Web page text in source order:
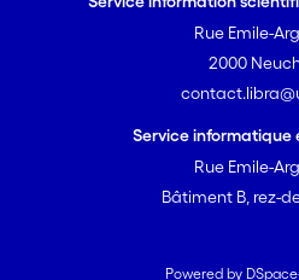
Rue Emile-
2000
Service informatique
Rue Emile-
Bâtiment B, rez-
Powered by